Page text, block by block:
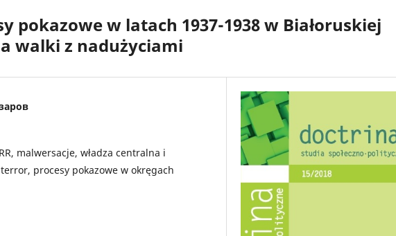
pokazowe w latach 1937-1938 w Białoruskiej
walki z nadużyciami
malwersacje, władza centralna i
procesy pokazowe w okręgach